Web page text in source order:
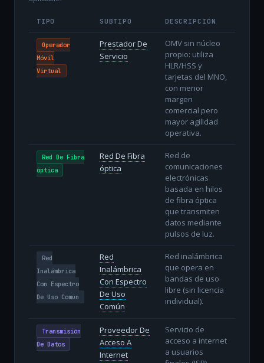
TIPO SUBTIPO DESCRIPCIÓN
Operador
Móvil
Virtual
Prestador De
Servicio
OMV sin núcleo
propio: utiliza
HLR/HSS y
tarjetas del MNO,
con menor
margen
comercial pero
mayor agilidad
operativa.
Red De Fibra
óptica
Red De Fibra
óptica
Red de
comunicaciones
electrónicas
basada en hilos
de fibra óptica
que transmiten
datos mediante
pulsos de luz.
Red
Inalámbrica
Con Espectro
De Uso Común
Red
Inalámbrica
Con Espectro
De Uso
Común
Red inalámbrica
que opera en
bandas de uso
libre (sin licencia
individual).
Transmisión
De Datos
Proveedor De
Acceso A
Internet
Servicio de
acceso a internet
a usuarios